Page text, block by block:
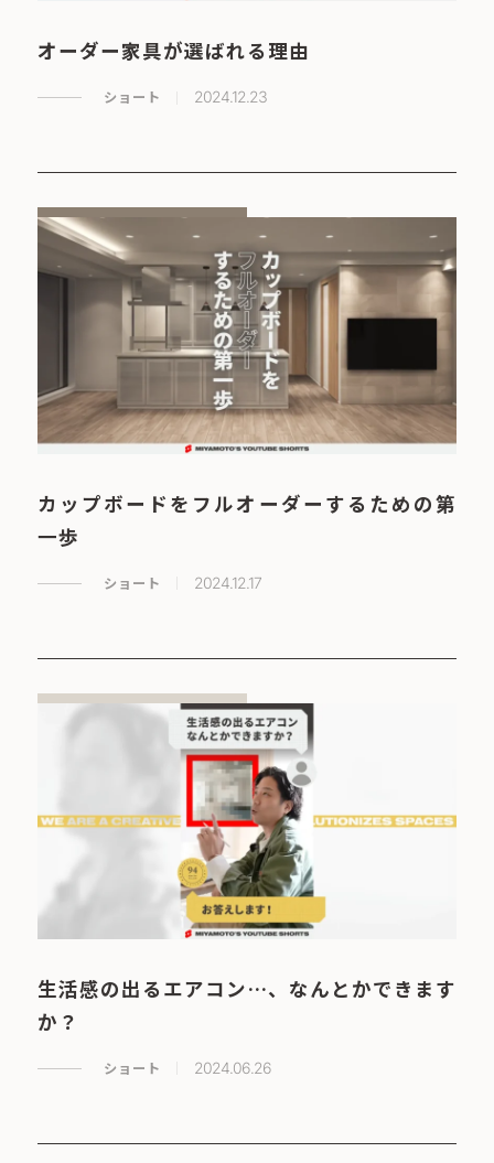
オーダー家具が選ばれる理由
ショート 2024.12.23
カップボードをフルオーダーするための第
一歩
ショート 2024.12.17
生活感の出るエアコン…、なんとかできます
か？
ショート 2024.06.26